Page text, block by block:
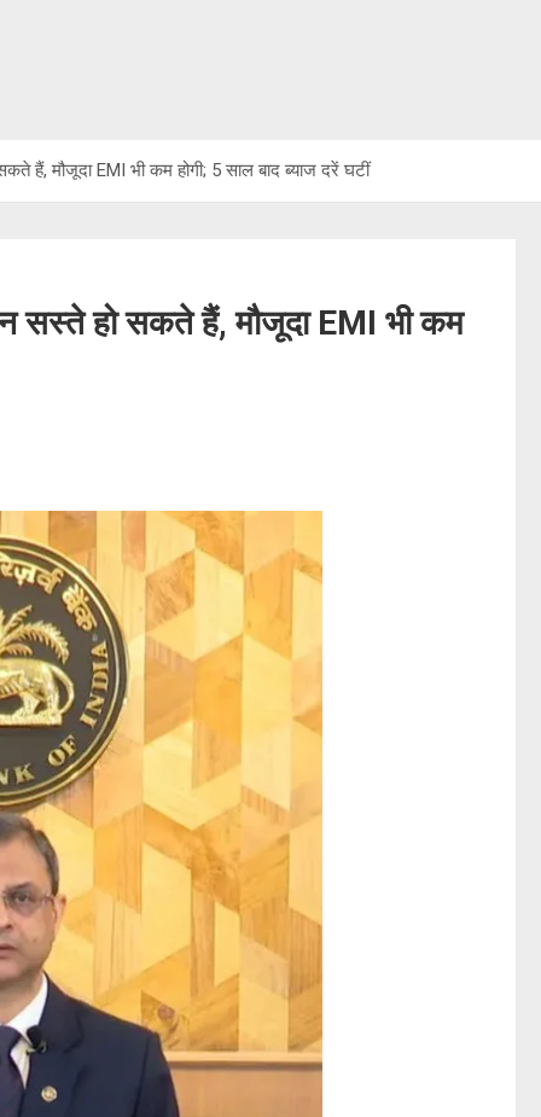
हैं, मौजूदा EMI भी कम होगी; 5 साल बाद ब्याज दरें घटीं
सस्ते हो सकते हैं, मौजूदा EMI भी कम